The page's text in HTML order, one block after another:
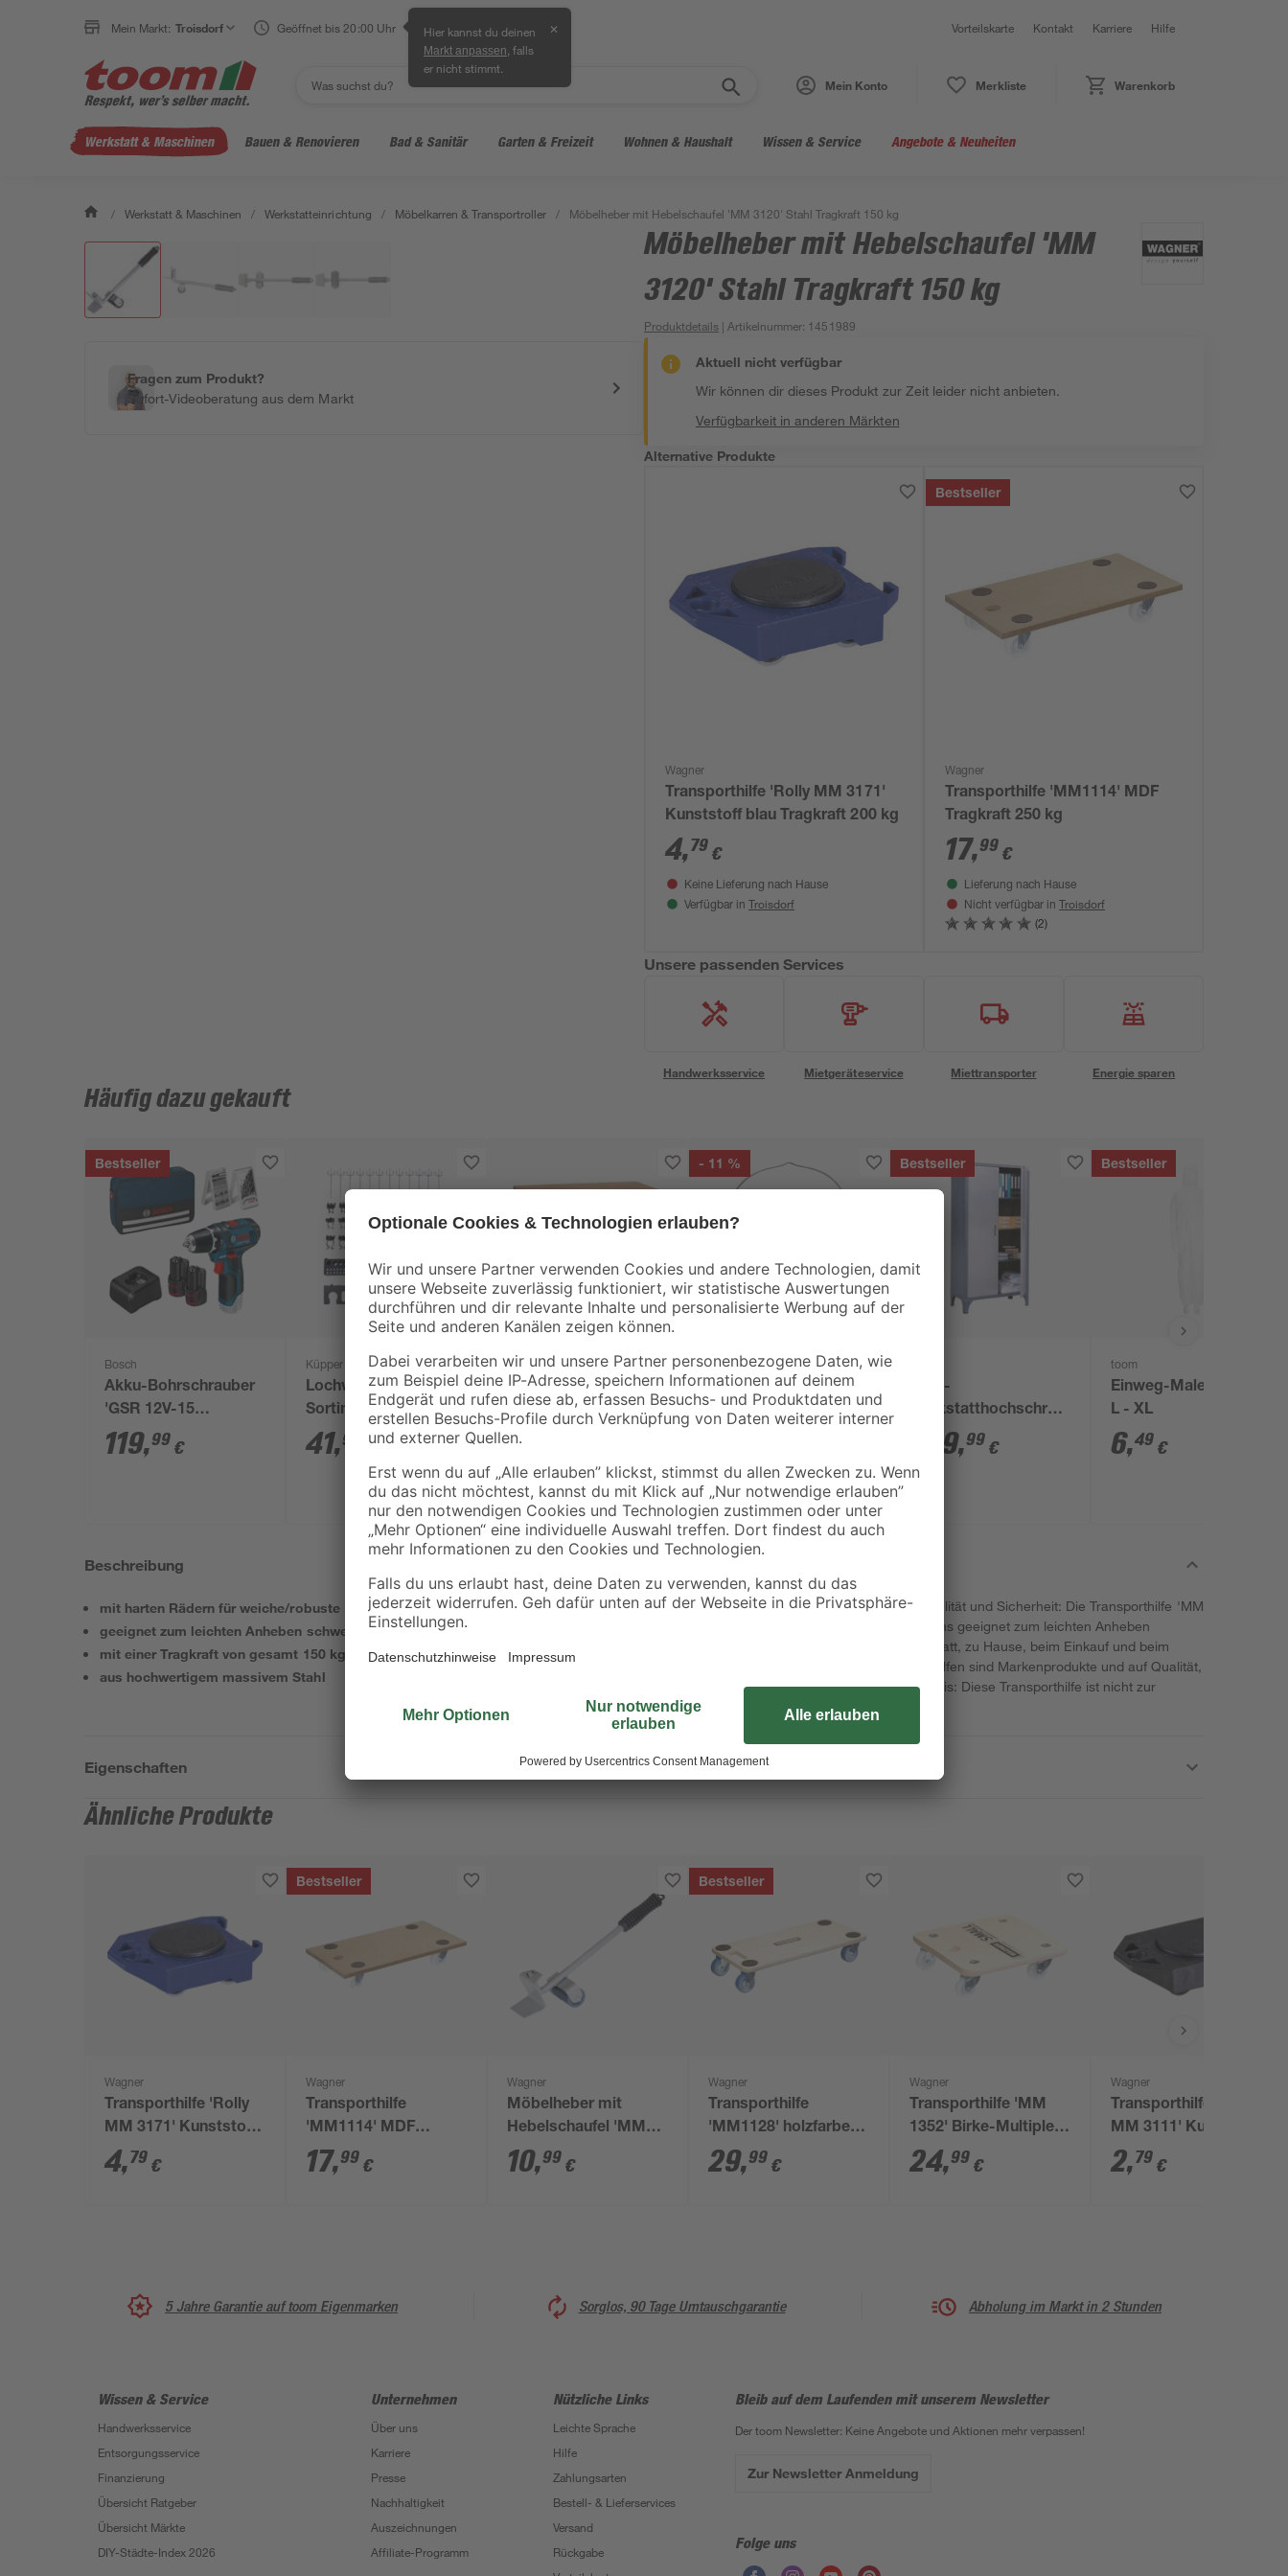
Mein Markt: Troisdorf Geöffnet bis 20:00 Uhr Hier kannst du deinen
Markt anpassen , falls
er nicht stimmt.
✕ Vorteilskarte Kontakt Karriere Hilfe
Mein Konto Merkliste Warenkorb
Werkstatt & Maschinen Bauen & Renovieren Bad & Sanitär Garten & Freizeit Wohnen & Haushalt Wissen & Service Angebote & Neuheiten
/ Werkstatt & Maschinen / Werkstatteinrichtung / Möbelkarren & Transportroller / Möbelheber mit Hebelschaufel 'MM 3120' Stahl Tragkraft 150 kg
Fragen zum Produkt?
Sofort-Videoberatung aus dem Markt
Möbelheber mit Hebelschaufel 'MM
3120' Stahl Tragkraft 150 kg
Produktdetails | Artikelnummer: 1451989
Aktuell nicht verfügbar
Wir können dir dieses Produkt zur Zeit leider nicht anbieten.
Verfügbarkeit in anderen Märkten
Alternative Produkte
Wagner
Transporthilfe 'Rolly MM 3171'
Kunststoff blau Tragkraft 200 kg
4,79 €
Keine Lieferung nach Hause
Verfügbar in Troisdorf
Bestseller
Wagner
Transporthilfe 'MM1114' MDF
Tragkraft 250 kg
17,99 €
Lieferung nach Hause
Nicht verfügbar in Troisdorf
(2)
Unsere passenden Services
Handwerksservice Mietgeräteservice Miettransporter Energie sparen
Häufig dazu gekauft
Bestseller
Bosch
Akku-Bohrschrauber
'GSR 12V-15
Professional' mit 2
Akkus, Tasche und
119,99 €
Küpper
Lochwandhaken-
Sortiment 30-teilig
41,99 €
Küpper
Küpper Werkbank rot
279
- 11 %
Baueimer 12 l
Bestseller
Profi-
Werkstatthochschrank,
3 Einlegeböden, 91 x
182 x 45 cm
299,99 €
Bestseller
toom
Einweg-Maler-Overall,
L - XL
6,49 €
Beschreibung
mit harten Rädern für weiche/robuste Boden-Oberflächen
geeignet zum leichten Anheben schwerer Gegenstände
mit einer Tragkraft von gesamt 150 kg
aus hochwertigem massivem Stahl
Transporthilfen von Wagner stehen für hohe Qualität und Sicherheit: Die Transporthilfe 'MM
3120' besteht aus massivem Stahl. Sie ist bestens geeignet zum leichten Anheben
schwerer Gegenstände – im Büro, in der Werkstatt, zu Hause, beim Einkauf und beim
Umzug. Der Qualitätsbonus: Wagner-Transporthilfen sind Markenprodukte und auf Qualität,
Sicherheit und Langlebigkeit geprüft. Warnhinweis: Diese Transporthilfe ist nicht zur
Beförderung von Personen geeignet.
Eigenschaften
Ähnliche Produkte
Wagner
Transporthilfe 'Rolly
MM 3171' Kunststoff
blau Tragkraft 200 kg
4,79 €
Bestseller
Wagner
Transporthilfe
'MM1114' MDF
Tragkraft 250 kg
17,99 €
Wagner
Möbelheber mit
Hebelschaufel 'MM
3120' Stahl Tragkraft
150 kg
10,99 €
Bestseller
Wagner
Transporthilfe
'MM1128' holzfarben
59 x 29 x 11 cm, 200
kg
29,99 €
Wagner
Transporthilfe 'MM
1352' Birke-Multiplex
Tragkraft 250 kg
24,99 €
Wagner
Transporthilfe 'Rolly
MM 3111' Kunststoff
schwarz 7,9 x 11,7 cm
2,79 €
5 Jahre Garantie auf toom Eigenmarken Sorglos, 90 Tage Umtauschgarantie Abholung im Markt in 2 Stunden
Wissen & Service
Handwerksservice
Entsorgungsservice
Finanzierung
Übersicht Ratgeber
Übersicht Märkte
DIY-Städte-Index 2026
Unternehmen
Über uns
Karriere
Presse
Nachhaltigkeit
Auszeichnungen
Affiliate-Programm
Nützliche Links
Leichte Sprache
Hilfe
Zahlungsarten
Bestell- & Lieferservices
Versand
Rückgabe
Bleib auf dem Laufenden mit unserem Newsletter
Der toom Newsletter: Keine Angebote und Aktionen mehr verpassen!
Zur Newsletter Anmeldung
Folge uns